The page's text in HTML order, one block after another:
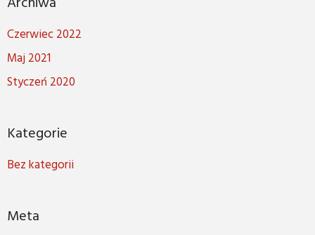
Czerwiec 2022
Maj 2021
Styczeń 2020
Kategorie
Bez kategorii
Meta